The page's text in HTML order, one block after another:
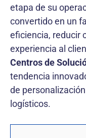
etapa de su
convertido en un
eficiencia, reducir
experiencia al
Centros de
tendencia
de
logísticos.